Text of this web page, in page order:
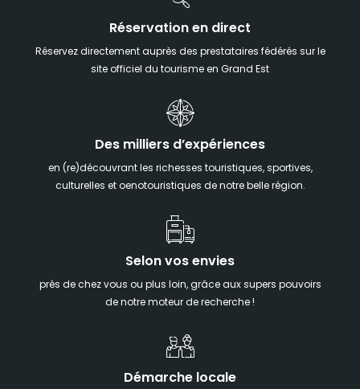
Réservation en direct
Réservez directement auprès des prestataires fédérés sur le
site officiel du tourisme en Grand Est
Des milliers d’expériences
en (re)découvrant les richesses touristiques, sportives,
culturelles et oenotouristiques de notre belle région.
Selon vos envies
près de chez vous ou plus loin, grâce aux supers pouvoirs
de notre moteur de recherche !
Démarche locale